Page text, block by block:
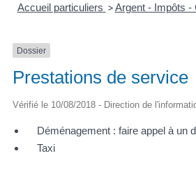
Accueil particuliers > Argent - Impôts -
Dossier
Prestations de service
Vérifié le 10/08/2018 - Direction de
Déménagement : faire appel à un
Taxi